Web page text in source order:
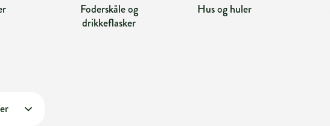
Foderskåle og
drikkeflasker
Hus og huler